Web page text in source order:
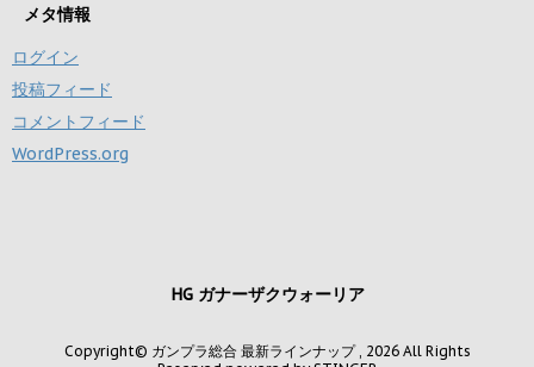
メタ情報
ログイン
投稿フィード
コメントフィード
WordPress.org
HG ガナーザクウォーリア
Copyright© ガンプラ総合 最新ラインナップ , 2026 All Rights